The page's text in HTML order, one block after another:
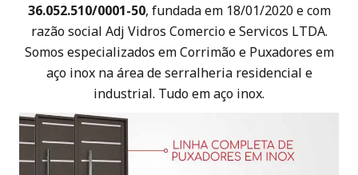
36.052.510/0001-50, fundada em 18/01/2020 e com
razão social Adj Vidros Comercio e Servicos LTDA.
Somos especializados em Corrimão e Puxadores em
aço inox na área de serralheria residencial e
industrial. Tudo em aço inox.